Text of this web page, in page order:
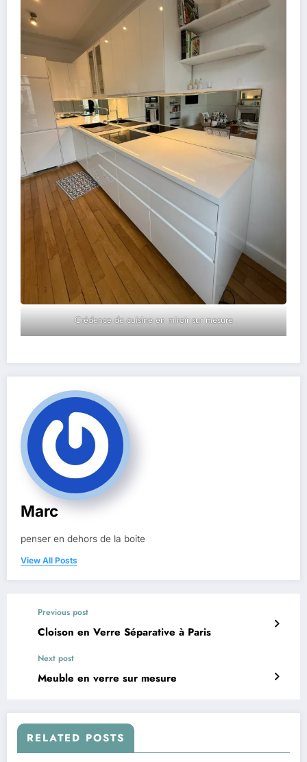
Crédence de cuisine en miroir sur mesure
Marc
penser en dehors de la boite
View All Posts
Previous post
Cloison en Verre Séparative à Paris
Next post
Meuble en verre sur mesure
RELATED POSTS